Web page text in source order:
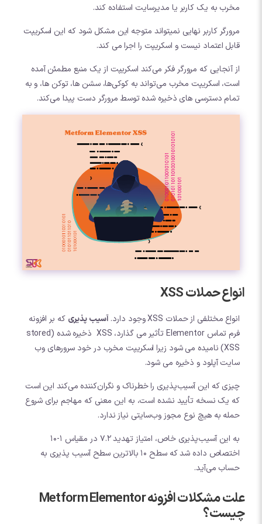
مخرب به یک کاربر یا مدیرسایت استفاده کند.
مرورگر کاربر نهایی نمیتواند متوجه این مشکل شود که این اسکریپت
قابل اعتماد نیست و اسکریپت را اجرا می کند.
از آنجایی که مرورگر فکر می‌کند اسکریپت از یک منبع مطمئن آمده
است، اسکریپت مخرب می‌تواند به کوکی‌ها، سشن ها، توکن ها، و به
تمام دسترسی های ذخیره شده توسط مرورگر دست پیدا می‌کند.
انواع حملات XSS
انواع مختلفی از حملات XSS وجود دارد. آسیب پذیری که بر افزونه
فرم تماس Elementor تأثیر می گذارد، XSS ذخیره شده (stored
XSS) نامیده می شود زیرا اسکریپت مخرب در خود سرورهای وب
سایت آپلود و ذخیره می شود.
چیزی که این آسیب‌پذیری را خطرناک و نگران‌کننده می‌کند این است
که یک نسخه تأیید نشده است، به این معنی که مهاجم برای شروع
حمله به هیچ نوع مجوز وب‌سایتی نیاز ندارد.
به این آسیب‌پذیری خاص، امتیاز تهدید 7.2 در مقیاس 1-10
اختصاص داده شد که سطح 10 بالاترین سطح آسیب پذیری به
حساب می‌آید.
علت مشکلات افزونه Metform Elementor
چیست؟